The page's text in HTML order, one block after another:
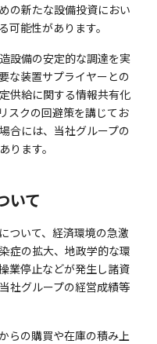
の新たな設備投資におい
可能性があります。
設備の安定的な調達を実
な装置サプライヤーとの
供給に関する情報共有化
スクの回避策を講じてお
合には、当社グループの
ります。
いて
ついて、経済環境の急激
症の拡大、地政学的な環
業停止などが発生し諸資
社グループの経営成績等
らの購買や在庫の積み上